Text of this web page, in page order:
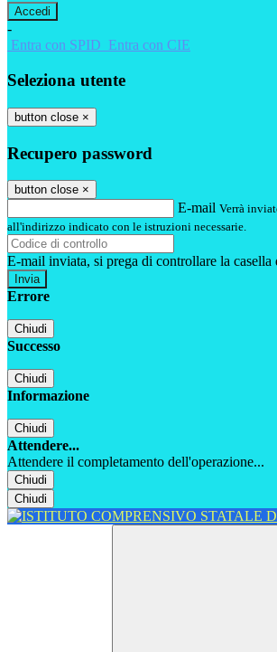
-
Entra con SPID Entra con CIE
Seleziona utente
button close ×
Recupero password
button close ×
E-mail Verrà
all'indirizzo indicato con le istruzioni necessarie.
E-mail inviata, si prega di controllare la casella
Errore
Chiudi
Successo
Chiudi
Informazione
Chiudi
Attendere...
Attendere il completamento dell'operazione...
Chiudi
Chiudi